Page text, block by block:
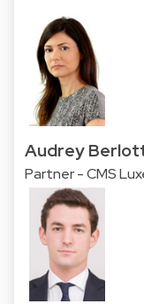
Audrey
Partner - CMS